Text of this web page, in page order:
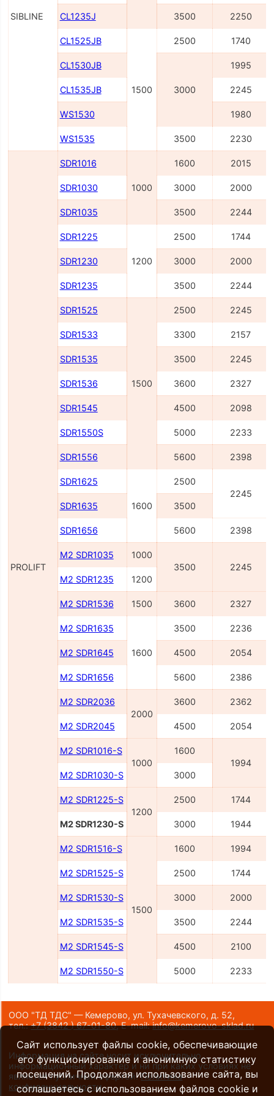
SIBLINE CL1235J 3500 2250
CL1525JB
1500
2500 1740
CL1530JB
3000
1995
CL1535JB 2245
WS1530 1980
WS1535 3500 2230
PROLIFT
SDR1016
1000
1600 2015
SDR1030 3000 2000
SDR1035 3500 2244
SDR1225
1200
2500 1744
SDR1230 3000 2000
SDR1235 3500 2244
SDR1525
1500
2500 2245
SDR1533 3300 2157
SDR1535 3500 2245
SDR1536 3600 2327
SDR1545 4500 2098
SDR1550S 5000 2233
SDR1556 5600 2398
SDR1625
1600
2500
2245
SDR1635
3500
SDR1656 5600 2398
M2 SDR1035
1000
3500
2245
M2 SDR1235
1200
M2 SDR1536 1500 3600 2327
M2 SDR1635
1600
3500 2236
M2 SDR1645 4500 2054
M2 SDR1656 5600 2386
M2 SDR2036
2000
3600 2362
M2 SDR2045 4500 2054
M2 SDR1016-S
1000
1600
1994
M2 SDR1030-S
3000
M2 SDR1225-S
1200
2500 1744
M2 SDR1230-S 3000 1944
M2 SDR1516-S
1500
1600 1994
M2 SDR1525-S 2500 1744
M2 SDR1530-S 3000 2000
M2 SDR1535-S 3500 2244
M2 SDR1545-S 4500 2100
M2 SDR1550-S 5000 2233
ООО "ТД ТДС" — Кемерово, ул. Тухачевского, д. 52,
тел.:+7 (3842 ) 67-01-80,E-mail:info@kemerovo-sklad.ru
Информация на сайте носит исключительно
информационный характер и ни при каких условиях не
является публичной офертой.Политика
конфиденциальности.
Сайт использует файлы cookie, обеспечивающие
его функционирование и анонимную статистику
посещений. Продолжая использование сайта, вы
соглашаетесь с использованием файлов cookie и